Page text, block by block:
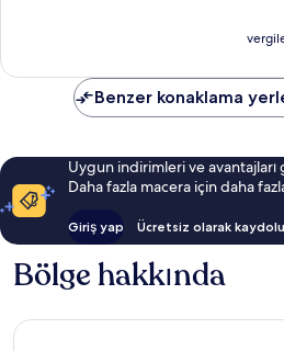
Benzer konaklama
Uygun indirimleri ve
Daha fazla macera için daha
Giriş yap Ücretsiz olarak
Bölge hakkında